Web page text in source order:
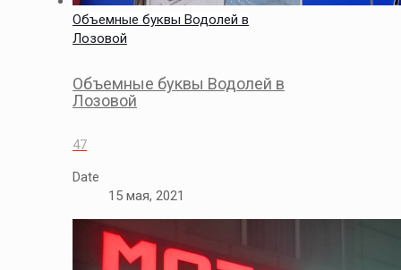
Объемные буквы Водолей в
Лозовой
Объемные буквы Водолей в
Лозовой
47
Date
15 мая, 2021